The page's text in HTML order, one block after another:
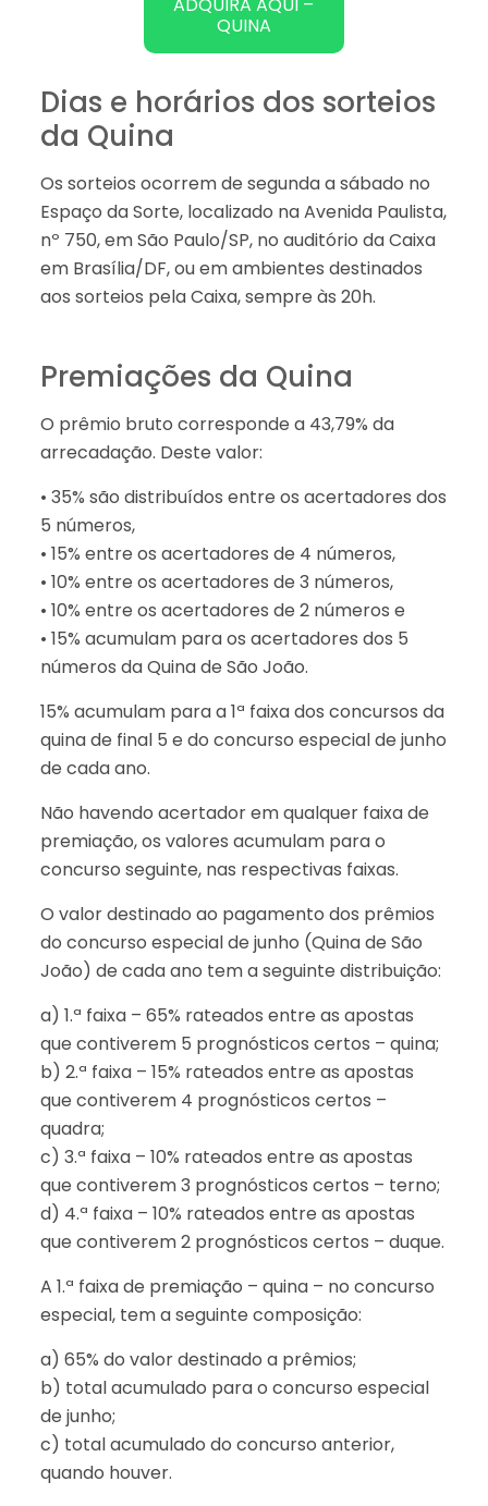
QUINA
Dias e horários dos sorteios
da Quina
Os sorteios ocorrem de segunda a sábado no
Espaço da Sorte, localizado na Avenida Paulista,
nº 750, em São Paulo/SP, no auditório da Caixa
em Brasília/DF, ou em ambientes destinados
aos sorteios pela Caixa, sempre às 20h.
Premiações da Quina
O prêmio bruto corresponde a 43,79% da
arrecadação. Deste valor:
• 35% são distribuídos entre os acertadores dos
5 números,
• 15% entre os acertadores de 4 números,
• 10% entre os acertadores de 3 números,
• 10% entre os acertadores de 2 números e
• 15% acumulam para os acertadores dos 5
números da Quina de São João.
15% acumulam para a 1ª faixa dos concursos da
quina de final 5 e do concurso especial de junho
de cada ano.
Não havendo acertador em qualquer faixa de
premiação, os valores acumulam para o
concurso seguinte, nas respectivas faixas.
O valor destinado ao pagamento dos prêmios
do concurso especial de junho (Quina de São
João) de cada ano tem a seguinte distribuição:
a) 1.ª faixa – 65% rateados entre as apostas
que contiverem 5 prognósticos certos – quina;
b) 2.ª faixa – 15% rateados entre as apostas
que contiverem 4 prognósticos certos –
quadra;
c) 3.ª faixa – 10% rateados entre as apostas
que contiverem 3 prognósticos certos – terno;
d) 4.ª faixa – 10% rateados entre as apostas
que contiverem 2 prognósticos certos – duque.
A 1.ª faixa de premiação – quina – no concurso
especial, tem a seguinte composição:
a) 65% do valor destinado a prêmios;
b) total acumulado para o concurso especial
de junho;
c) total acumulado do concurso anterior,
quando houver.